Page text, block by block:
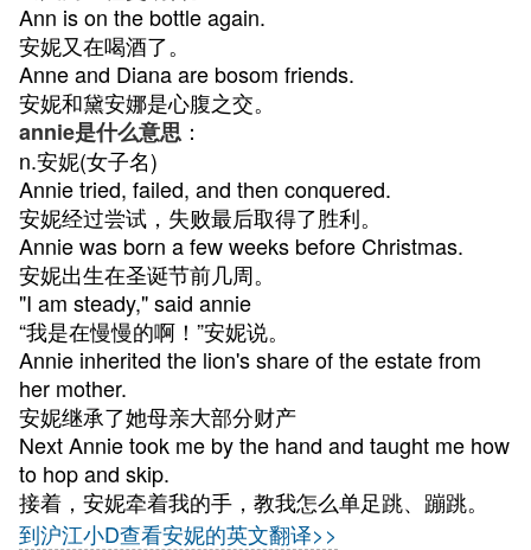
Ann is on the bottle again.
安妮又在喝酒了。
Anne and Diana are bosom friends.
安妮和黛安娜是心腹之交。
annie是什么意思 ：
n.安妮(女子名)
Annie tried, failed, and then conquered.
安妮经过尝试，失败最后取得了胜利。
Annie was born a few weeks before Christmas.
安妮出生在圣诞节前几周。
"I am steady," said annie
“我是在慢慢的啊！”安妮说。
Annie inherited the lion's share of the estate from
her mother.
安妮继承了她母亲大部分财产
Next Annie took me by the hand and taught me how
to hop and skip.
接着，安妮牵着我的手，教我怎么单足跳、蹦跳。
到沪江小D查看安妮的英文翻译>>